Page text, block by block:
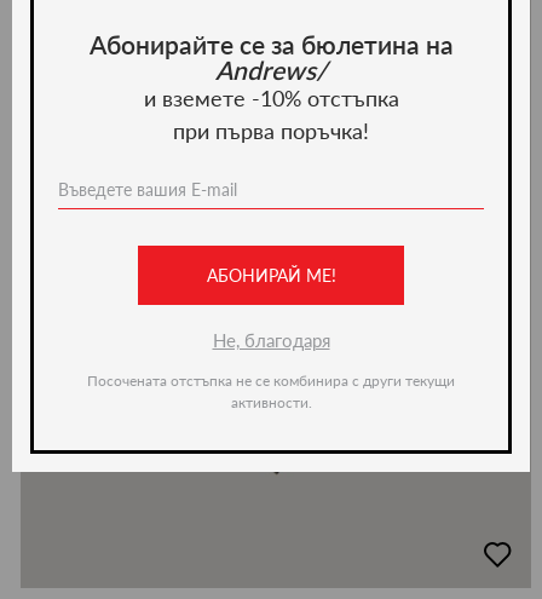
в
Абонирайте се за бюлетина на
Andrews/
и вземете -10% отстъпка
при първа поръчка!
АБОНИРАЙ МЕ!
Не, благодаря
Посочената отстъпка не се комбинира с други текущи
активности.